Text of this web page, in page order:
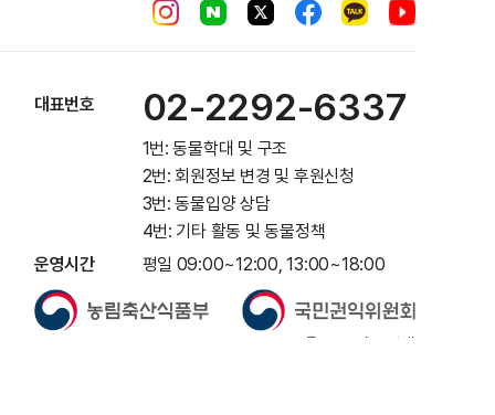
대표번호 02-2292-6337
1번: 동물학대 및 구조
2번: 회원정보 변경 및 후원신청
3번: 동물입양 상담
4번: 기타 활동 및 동물정책
운영시간
평일 09:00~12:00, 13:00~18:00
ⓒ 동물자유연대